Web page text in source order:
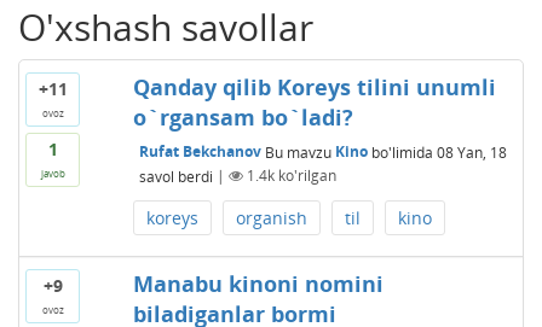
O'xshash savollar
+11
ovoz
1
javob
Qanday qilib Koreys tilini unumli
o`rgansam bo`ladi?
Rufat Bekchanov Bu mavzu Kinobo'limida 08 Yan, 18
savol berdi | 1.4kko'rilgan
koreys organish til kino
+9
ovoz
Manabu kinoni nomini
biladiganlar bormi